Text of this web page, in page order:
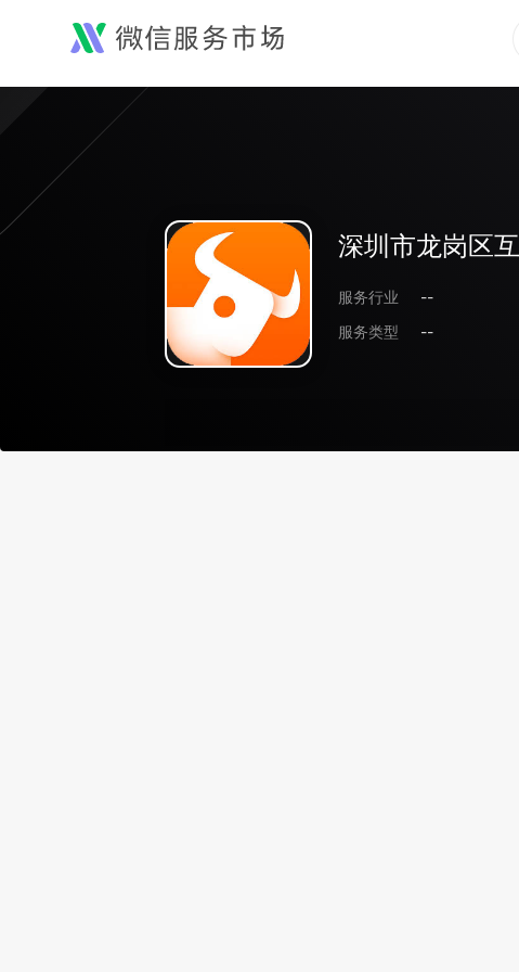
深圳市龙岗区
服务行业
--
服务类型
--